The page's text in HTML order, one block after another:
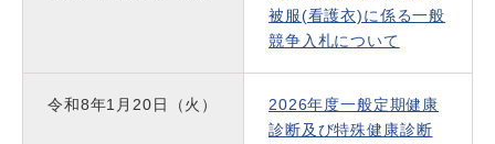
被服(看護衣)に係る一般
競争入札について
令和8年1月20日（火）
2026年度一般定期健康
診断及び特殊健康診断